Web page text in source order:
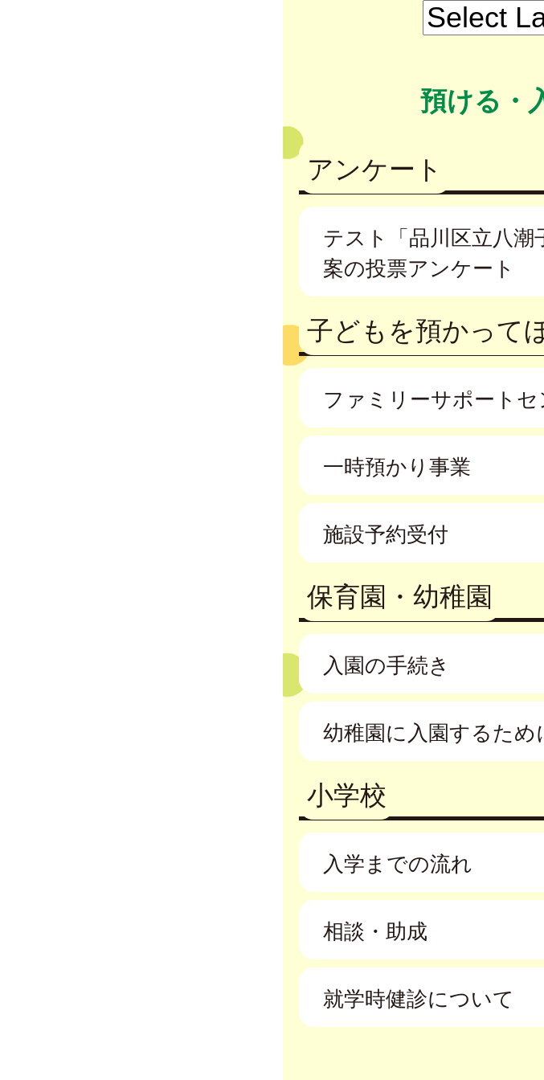
預ける・
アンケート
テスト「品川区立八
案の投票アンケート
子どもを預かって
ファミリーサポートセ
一時預かり事業
施設予約受付
保育園・幼稚園
入園の手続き
幼稚園に入園するため
小学校
入学までの流れ
相談・助成
就学時健診について